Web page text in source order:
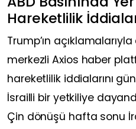
Hareketlilik
Trump’ın
merkezli Axios haber
hareketlilik iddialarını
İsrailli bir yetkiliye
Çin dönüşü hafta sonu